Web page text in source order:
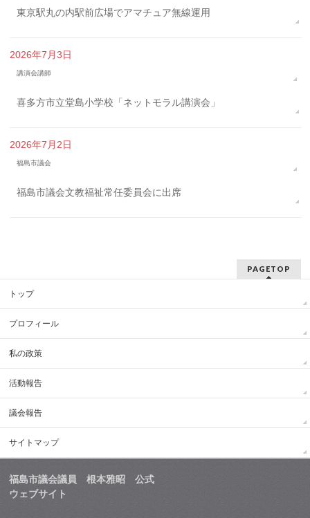
東京駅丸の内駅前広場でアマチュア無線運用
2026年7月3日
講演会講師
喜多方市立堂島小学校「ネットモラル講演会」
2026年7月2日
福島市議会
福島市議会文教福祉常任委員会に出席
PAGETOP
トップ
プロフィール
私の政策
活動報告
議会報告
サイトマップ
福島市議会議員 根本雅昭 公式
ウェブサイト